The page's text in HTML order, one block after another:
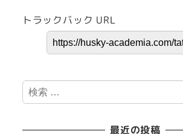
トラックバック URL
検
索
最近の投稿